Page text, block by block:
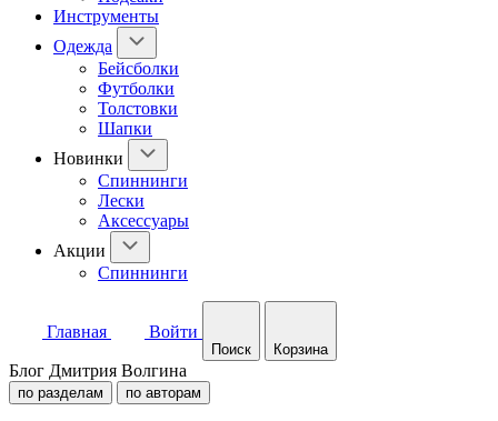
Инструменты
Одежда
Бейсболки
Футболки
Толстовки
Шапки
Новинки
Спиннинги
Лески
Аксессуары
Акции
Спиннинги
Главная Войти
Поиск Корзина
Блог Дмитрия Волгина
по разделам по авторам